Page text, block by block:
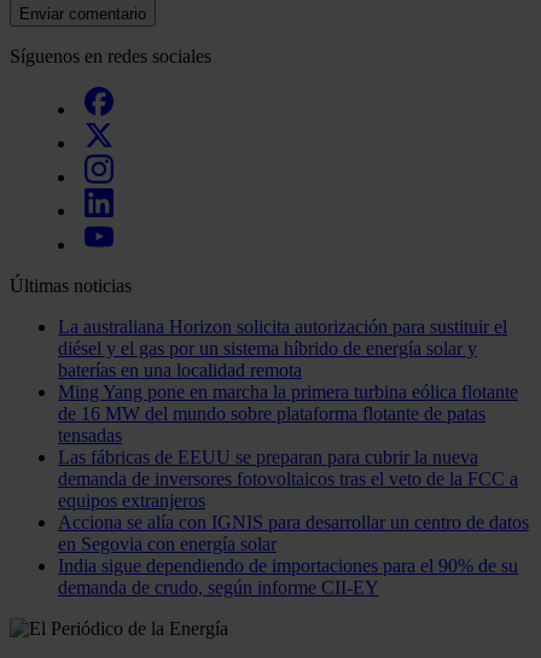
Enviar comentario
Síguenos en redes sociales
Últimas noticias
La australiana Horizon solicita autorización para sustituir el
diésel y el gas por un sistema híbrido de energía solar y
baterías en una localidad remota
Ming Yang pone en marcha la primera turbina eólica flotante
de 16 MW del mundo sobre plataforma flotante de patas
tensadas
Las fábricas de EEUU se preparan para cubrir la nueva
demanda de inversores fotovoltaicos tras el veto de la FCC a
equipos extranjeros
Acciona se alía con IGNIS para desarrollar un centro de datos
en Segovia con energía solar
India sigue dependiendo de importaciones para el 90% de su
demanda de crudo, según informe CII-EY